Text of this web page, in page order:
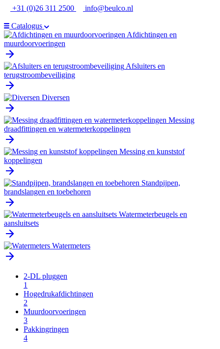
Ga
de
inhoud
+31 (0)26 311 2500 info@beulco.nl
Catalogus
Afdichtingen en
muurdoorvoeringen
Afsluiters en
terugstroombeveiliging
Diversen
Messing
draadfittingen en watermeterkoppelingen
Messing en kunststof
koppelingen
Standpijpen,
brandslangen en toebehoren
Watermeterbeugels en
aansluitsets
Watermeters
2-DL pluggen
1
Hogedrukafdichtingen
2
Muurdoorvoeringen
3
Pakkingringen
4